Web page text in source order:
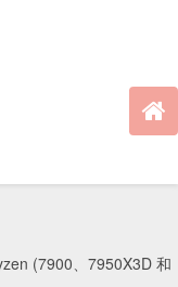
(7900、7950X3D 和